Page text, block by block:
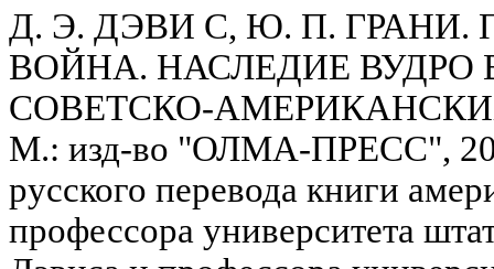
Д. Э. ДЭВИ С, Ю. П. ГРАНИ.
ВОЙНА. НАСЛЕДИЕ ВУДРО
СОВЕТСКО-
М.: изд-во "ОЛМА-ПРЕСС",
русского перевода книги
профессора университета